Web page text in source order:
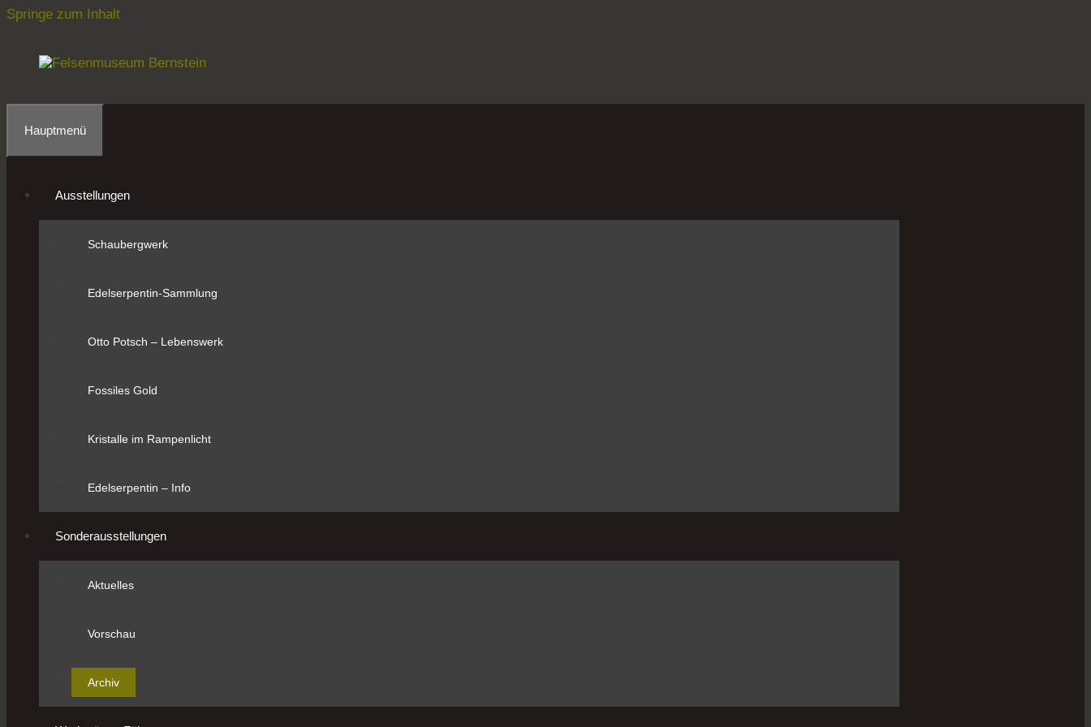
Springe zum Inhalt
Hauptmenü
Ausstellungen
Schaubergwerk
Edelserpentin-Sammlung
Otto Potsch – Lebenswerk
Fossiles Gold
Kristalle im Rampenlicht
Edelserpentin – Info
Sonderausstellungen
Aktuelles
Vorschau
Archiv